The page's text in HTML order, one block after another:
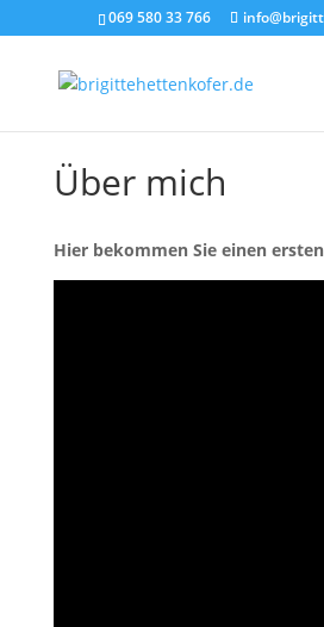
069 580 33 766
Über mich
Hier bekommen Sie einen